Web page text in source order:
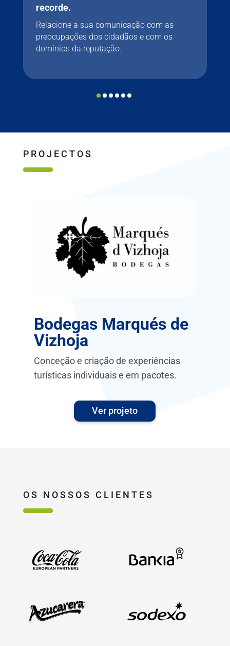
recorde.
Relacione a sua comunicação com as
preocupações dos cidadãos e com os
domínios da reputação.
PROJECTOS
Bodegas Marqués de
Vizhoja
Conceção e criação de experiências
turísticas individuais e em pacotes.
Ver projeto
OS NOSSOS CLIENTES